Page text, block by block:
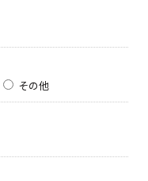
その他